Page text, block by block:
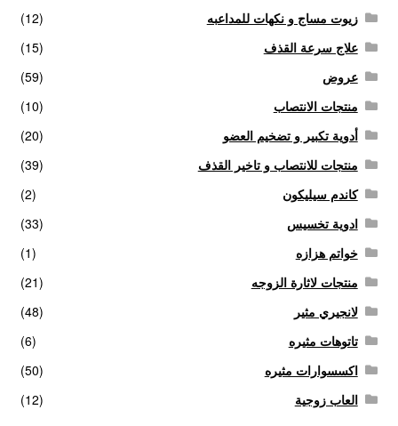
زيوت مساج و نكهات للمداعبه
(12)
علاج سرعة القذف
(15)
عروض
(59)
منتجات الانتصاب
(10)
أدوية تكبير و تضخيم العضو
(20)
منتجات للانتصاب و تاخير القذف
(39)
كاندم سيليكون
(2)
ادوية تخسيس
(33)
خواتم هزازه
(1)
منتجات لاثارة الزوجه
(21)
لانجيري مثير
(48)
تاتوهات مثيره
(6)
اكسسوارات مثيره
(50)
العاب زوجية
(12)